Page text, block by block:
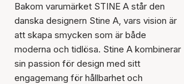
Bakom varumärket STINE A står den
danska designern Stine A, vars vision är
att skapa smycken som är både
moderna och tidlösa. Stine A kombinerar
sin passion för design med sitt
engagemang för hållbarhet och